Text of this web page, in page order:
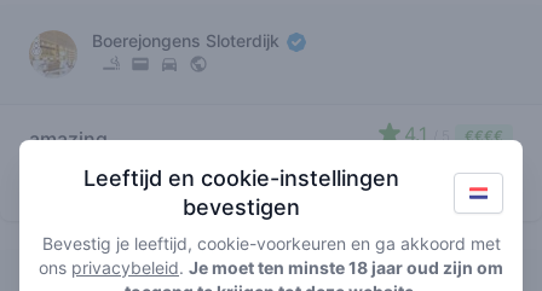
Boerejongens Sloterdijk
amazing
4.1 €€€€
Voyagers
Leeftijd en cookie-instellingen
bevestigen
Bevestig je leeftijd, cookie-voorkeuren en ga akkoord met
ons privacybeleid. Je moet ten minste 18 jaar oud zijn om